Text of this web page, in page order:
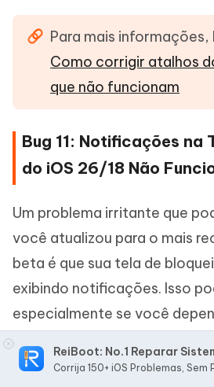
Para mais informações,
Como corrigir atalhos
que não funcionam
Bug 11: Notificações na
do iOS 26/18 Não
Um problema irritante que
você atualizou para o mais
beta é que sua tela de
exibindo notificações. Isso
especialmente se você
para informações ou
Mas não se preocupe, há
ReiBoot: No.1 Reparar
Corrija 150+ iOS Problemas, Sem